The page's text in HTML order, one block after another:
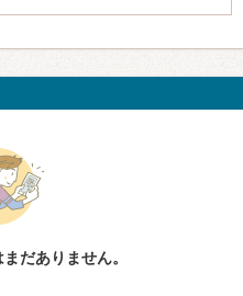
だありません。